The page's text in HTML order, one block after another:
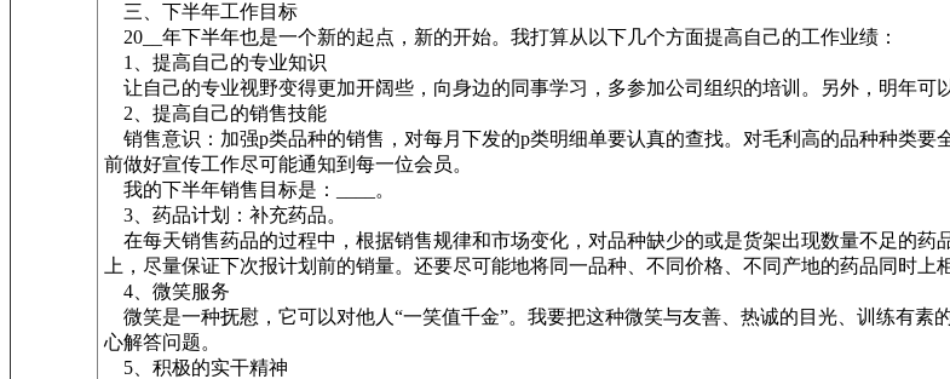
三、下半年工作目标
20__年下半年也是一个新的起点，新的开始。我打算从以下几个方面提高自己的工作业绩：
1、提高自己的专业知识
让自己的专业视野变得更加开阔些，向身边的同事学习，多参加公司组织的培训。另外，明年可
2、提高自己的销售技能
销售意识：加强p类品种的销售，对每月下发的p类明细单要认真的查找。对毛利高的品种种类
前做好宣传工作尽可能通知到每一位会员。
我的下半年销售目标是：____。
3、药品计划：补充药品。
在每天销售药品的过程中，根据销售规律和市场变化，对品种缺少的或是货架出现数量不足的
上，尽量保证下次报计划前的销量。还要尽可能地将同一品种、不同价格、不同产地的药品同时上
4、微笑服务
微笑是一种抚慰，它可以对他人“一笑值千金”。我要把这种微笑与友善、热诚的目光、训练有
心解答问题。
5、积极的实干精神